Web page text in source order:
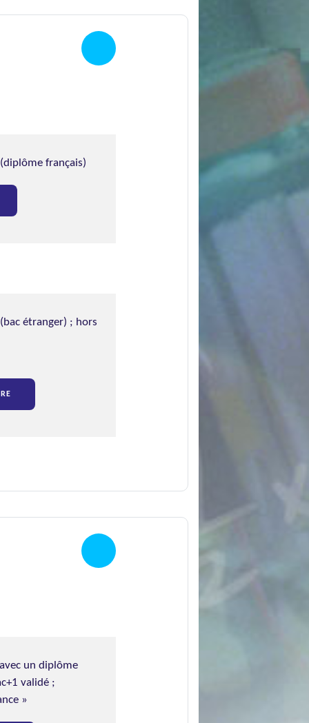
français)
étranger) ; hors
un diplôme
validé ;
»